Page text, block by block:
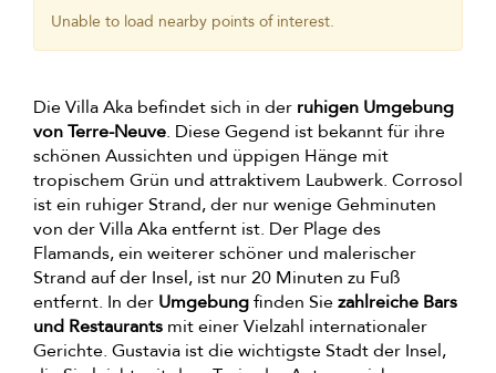
Unable to load nearby points of interest.
Die Villa Aka befindet sich in der ruhigen Umgebung
von Terre-Neuve. Diese Gegend ist bekannt für ihre
schönen Aussichten und üppigen Hänge mit
tropischem Grün und attraktivem Laubwerk. Corrosol
ist ein ruhiger Strand, der nur wenige Gehminuten
von der Villa Aka entfernt ist. Der Plage des
Flamands, ein weiterer schöner und malerischer
Strand auf der Insel, ist nur 20 Minuten zu Fuß
entfernt. In der Umgebungfinden Siezahlreiche Bars
und Restaurants mit einer Vielzahl internationaler
Gerichte. Gustavia ist die wichtigste Stadt der Insel,